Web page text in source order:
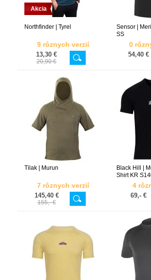
Akcia
Northfinder | Tyrel
9 rôznych verzií
13,30 €
20,90 €
Sensor |
SS
0
54,40 €
Tilak | Murun
7 rôznych verzií
145,40 €
155,- €
Black Hill |
Shirt KR
4
69,- €